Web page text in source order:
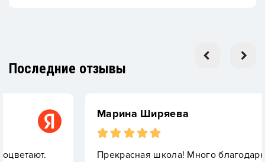
Последние отзывы
Марина Ширяева
Прекрасная школа! Много благодарности и